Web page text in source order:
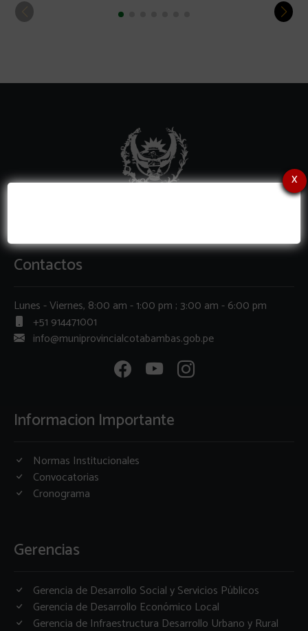
x
Contactos
Lunes - Viernes, 8:00 am - 1:00 pm ; 3:00 am - 6:00 pm
+51 914471001
info@muniprovincialcotabambas.gob.pe
Informacion Importante
Normas Institucionales
Convocatorias
Cronograma
Gerencias
Gerencia de Desarrollo Social y Servicios Públicos
Gerencia de Desarrollo Económico Local
Gerencia de Infraestructura Desarrollo Urbano y Rural